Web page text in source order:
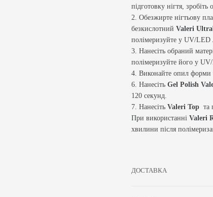
підготовку нігтя,
2. Обезжирте нігтьову
безкислотний Valeri
полімеризуйте у UV/LED
3. Нанесіть обраний
полімеризуйте його у
4. Виконайте опил форми
6. Нанесіть Gel Polish
120 секунд.
7. Нанесіть Valeri Top та
При використанні Valeri
хвилини після
ДОСТАВКА